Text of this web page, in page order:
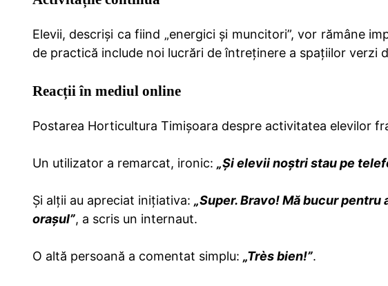
Elevii, descriși ca fiind „energici și muncitori”, vor rămâne
de practică include noi lucrări de întreținere a spațiilor verzi
Reacții în mediul online
Postarea Horticultura Timișoara despre activitatea elevilor
Un utilizator a remarcat, ironic: „Și elevii noștri stau pe
Și alții au apreciat inițiativa: „Super. Bravo! Mă bucur
orașul”, a scris un internaut.
O altă persoană a comentat simplu: „Très bien!”.